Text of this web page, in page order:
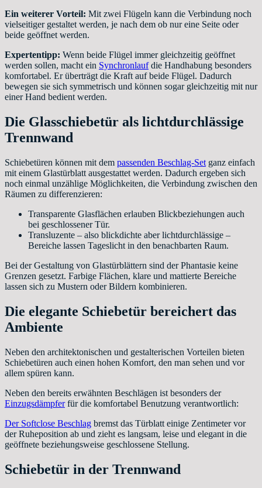
Ein weiterer Vorteil: Mit zwei Flügeln kann die Verbindung noch
vielseitiger gestaltet werden, je nach dem ob nur eine Seite oder
beide geöffnet werden.
Expertentipp: Wenn beide Flügel immer gleichzeitig geöffnet
werden sollen, macht ein Synchronlaufdie Handhabung besonders
komfortabel. Er überträgt die Kraft auf beide Flügel. Dadurch
bewegen sie sich symmetrisch und können sogar gleichzeitig mit nur
einer Hand bedient werden.
Die Glasschiebetür als lichtdurchlässige
Trennwand
Schiebetüren können mit dem passenden Beschlag-Set ganz einfach
mit einem Glastürblatt ausgestattet werden. Dadurch ergeben sich
noch einmal unzählige Möglichkeiten, die Verbindung zwischen den
Räumen zu differenzieren:
Transparente Glasflächen erlauben Blickbeziehungen auch
bei geschlossener Tür.
Transluzente – also blickdichte aber lichtdurchlässige –
Bereiche lassen Tageslicht in den benachbarten Raum.
Bei der Gestaltung von Glastürblättern sind der Phantasie keine
Grenzen gesetzt. Farbige Flächen, klare und mattierte Bereiche
lassen sich zu Mustern oder Bildern kombinieren.
Die elegante Schiebetür bereichert das
Ambiente
Neben den architektonischen und gestalterischen Vorteilen bieten
Schiebetüren auch einen hohen Komfort, den man sehen und vor
allem spüren kann.
Neben den bereits erwähnten Beschlägen ist besonders der
Einzugsdämpferfür die komfortabel Benutzung verantwortlich:
Der Softclose Beschlag bremst das Türblatt einige Zentimeter vor
der Ruheposition ab und zieht es langsam, leise und elegant in die
geöffnete beziehungsweise geschlossene Stellung.
Schiebetür in der Trennwand